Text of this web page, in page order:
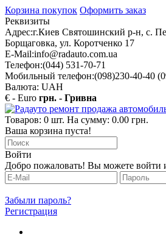
Корзина покупок Оформить заказ
Реквизиты
Адрес:г.Киев Святошинский р-н, с.
Борщаговка, ул. Коротченко 17
E-Mail:info@radauto.com.ua
Телефон:(044) 531-70-71
Мобильный телефон:(098)230-40-40
Валюта: UAH
€ - Euro грн. - Гривна
Товаров: 0 шт. На сумму: 0.00 грн.
Ваша корзина пуста!
Войти
Добро пожаловать! Вы можете войти
Забыли пароль?
Регистрация